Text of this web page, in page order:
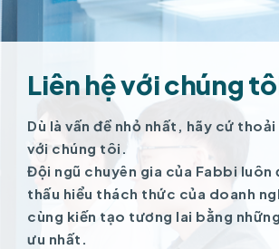
Liên hệ với chúng
Dù là vấn đề nhỏ nhất, hãy cứ
với chúng tôi.
Đội ngũ chuyên gia của Fabbi luôn
thấu hiểu thách thức của doanh
cùng kiến tạo tương lai bằng
ưu nhất.